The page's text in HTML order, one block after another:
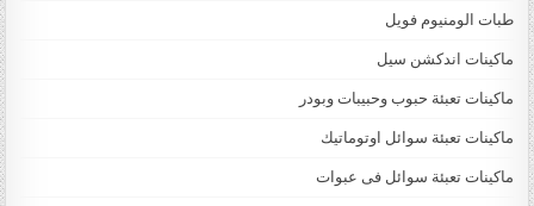
طبات الومنيوم فويل
ماكينات اندكشن سيل
ماكينات تعبئة حبوب وحبيبات وبودر
ماكينات تعبئة سوائل اوتوماتيك
ماكينات تعبئة سوائل فى عبوات